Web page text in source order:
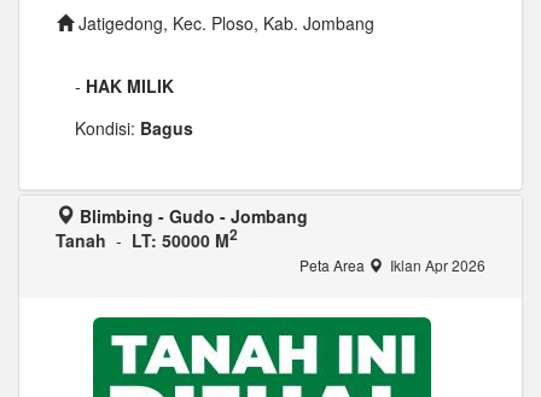
Jatigedong, Kec. Ploso, Kab. Jombang
- HAK MILIK
Kondisi: Bagus
Blimbing - Gudo - Jombang
Tanah - LT: 50000 M2
Peta Area Iklan Apr 2026